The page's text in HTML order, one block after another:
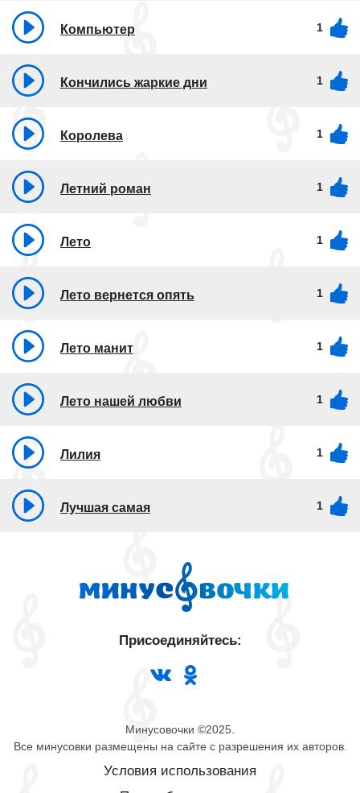
Компьютер 1
Кончились жаркие дни 1
Королева 1
Летний роман 1
Лето 1
Лето вернется опять 1
Лето манит 1
Лето нашей любви 1
Лилия 1
Лучшая самая 1
Минусовочки ©2025.
Все минусовки размещены на сайте с разрешения их авторов.
Условия использования
Присоединяйтесь: